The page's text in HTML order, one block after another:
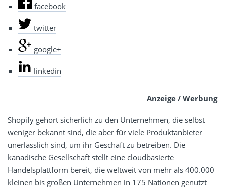
facebook
twitter
google+
linkedin
Anzeige / Werbung
Shopify gehört sicherlich zu den Unternehmen, die selbst
weniger bekannt sind, die aber für viele Produktanbieter
unerlässlich sind, um ihr Geschäft zu betreiben. Die
kanadische Gesellschaft stellt eine cloudbasierte
Handelsplattform bereit, die weltweit von mehr als 400.000
kleinen bis großen Unternehmen in 175 Nationen genutzt